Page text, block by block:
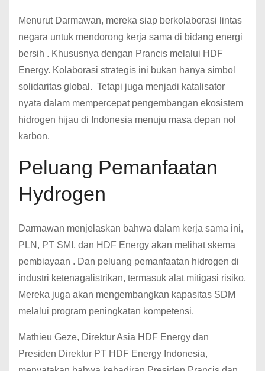
Menurut Darmawan, mereka siap berkolaborasi lintas
negara untuk mendorong kerja sama di bidang energi
bersih . Khususnya dengan Prancis melalui HDF
Energy. Kolaborasi strategis ini bukan hanya simbol
solidaritas global. Tetapi juga menjadi katalisator
nyata dalam mempercepat pengembangan ekosistem
hidrogen hijau di Indonesia menuju masa depan nol
karbon.
Peluang Pemanfaatan
Hydrogen
Darmawan menjelaskan bahwa dalam kerja sama ini,
PLN, PT SMI, dan HDF Energy akan melihat skema
pembiayaan . Dan peluang pemanfaatan hidrogen di
industri ketenagalistrikan, termasuk alat mitigasi risiko.
Mereka juga akan mengembangkan kapasitas SDM
melalui program peningkatan kompetensi.
Mathieu Geze, Direktur Asia HDF Energy dan
Presiden Direktur PT HDF Energy Indonesia,